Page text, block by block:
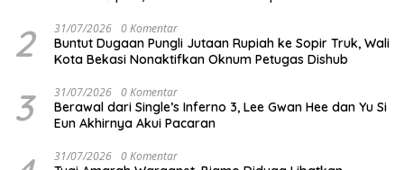
2 31/07/2026 0 Komentar
Buntut Dugaan Pungli Jutaan Rupiah ke Sopir Truk, Wali
Kota Bekasi Nonaktifkan Oknum Petugas Dishub
3 31/07/2026 0 Komentar
Berawal dari Single’s Inferno 3, Lee Gwan Hee dan Yu Si
Eun Akhirnya Akui Pacaran
31/07/2026 0 Komentar